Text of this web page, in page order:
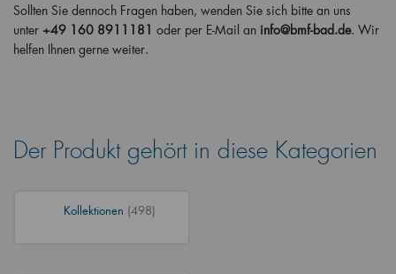
Sollten Sie dennoch Fragen haben, wenden Sie sich bitte an uns
unter +49 160 8911181 oder per E-Mail an info@bmf-bad.de. Wir
helfen Ihnen gerne weiter.
Der Produkt gehört in diese Kategorien
Kollektionen (498)